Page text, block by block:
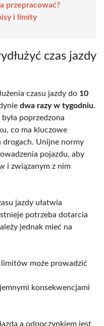
przepracować?
i limity
czas jazdy
czasu jazdy do 10
dwa razy w tygodniu.
poprzedzona
co ma kluczowe
drogach. Unijne normy
pojazdu, aby
i związanym z nim
jazdy ułatwia
potrzeba dotarcia
jednak mieć na
może prowadzić
konsekwencjami
a odpoczynkiem jest